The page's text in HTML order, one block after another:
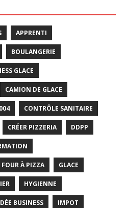
APPRENTI
BOULANGERIE
GLACE
CAMION DE GLACE
CONTRÔLE SANITAIRE
CRÉER PIZZERIA DDPP
FOUR À PIZZA GLACE
HYGIENNE
BUSINESS IMPOT